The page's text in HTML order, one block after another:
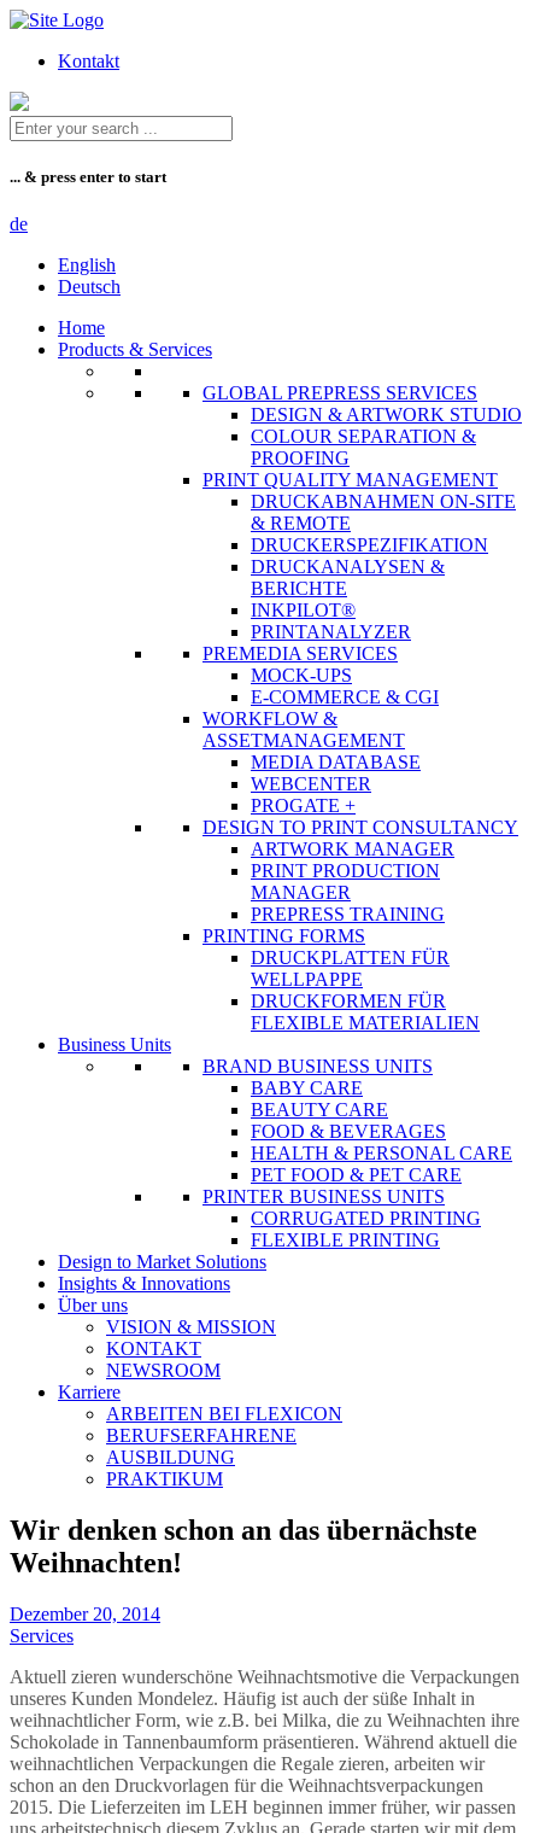
Zum
Kontakt
... & press enter to start
de
English
Deutsch
Home
Products & Services
GLOBAL PREPRESS SERVICES
DESIGN & ARTWORK STUDIO
COLOUR SEPARATION &
PROOFING
PRINT QUALITY MANAGEMENT
DRUCKABNAHMEN ON-SITE
& REMOTE
DRUCKERSPEZIFIKATION
DRUCKANALYSEN &
BERICHTE
INKPILOT®
PRINTANALYZER
PREMEDIA SERVICES
MOCK-UPS
E-COMMERCE & CGI
WORKFLOW &
ASSETMANAGEMENT
MEDIA DATABASE
WEBCENTER
PROGATE +
DESIGN TO PRINT CONSULTANCY
ARTWORK MANAGER
PRINT PRODUCTION
MANAGER
PREPRESS TRAINING
PRINTING FORMS
DRUCKPLATTEN FÜR
WELLPAPPE
DRUCKFORMEN FÜR
FLEXIBLE MATERIALIEN
Business Units
BRAND BUSINESS UNITS
BABY CARE
BEAUTY CARE
FOOD & BEVERAGES
HEALTH & PERSONAL CARE
PET FOOD & PET CARE
PRINTER BUSINESS UNITS
CORRUGATED PRINTING
FLEXIBLE PRINTING
Design to Market Solutions
Insights & Innovations
Über uns
VISION & MISSION
KONTAKT
NEWSROOM
Karriere
ARBEITEN BEI FLEXICON
BERUFSERFAHRENE
AUSBILDUNG
PRAKTIKUM
Wir denken schon an das übernächste
Weihnachten!
Dezember 20, 2014
Services
Aktuell zieren wunderschöne Weihnachtsmotive die Verpackungen
unseres Kunden Mondelez. Häufig ist auch der süße Inhalt in
weihnachtlicher Form, wie z.B. bei Milka, die zu Weihnachten ihre
Schokolade in Tannenbaumform präsentieren. Während aktuell die
weihnachtlichen Verpackungen die Regale zieren, arbeiten wir
schon an den Druckvorlagen für die Weihnachtsverpackungen
2015. Die Lieferzeiten im LEH beginnen immer früher, wir passen